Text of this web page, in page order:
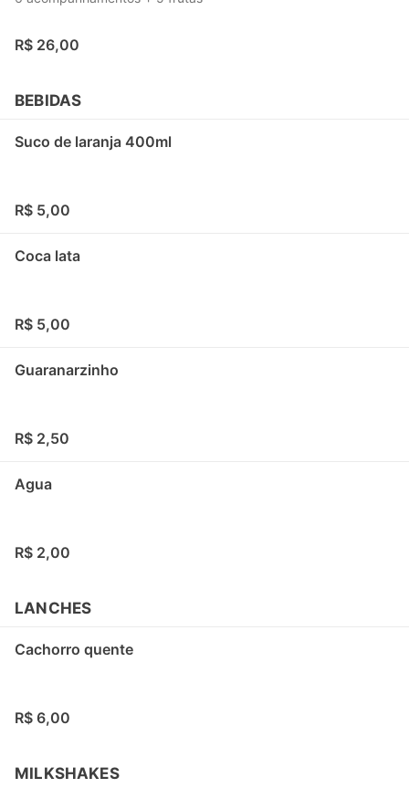
R$ 26,00
BEBIDAS
Suco de laranja 400ml
R$ 5,00
Coca lata
R$ 5,00
Guaranarzinho
R$ 2,50
Agua
R$ 2,00
LANCHES
Cachorro quente
R$ 6,00
MILKSHAKES